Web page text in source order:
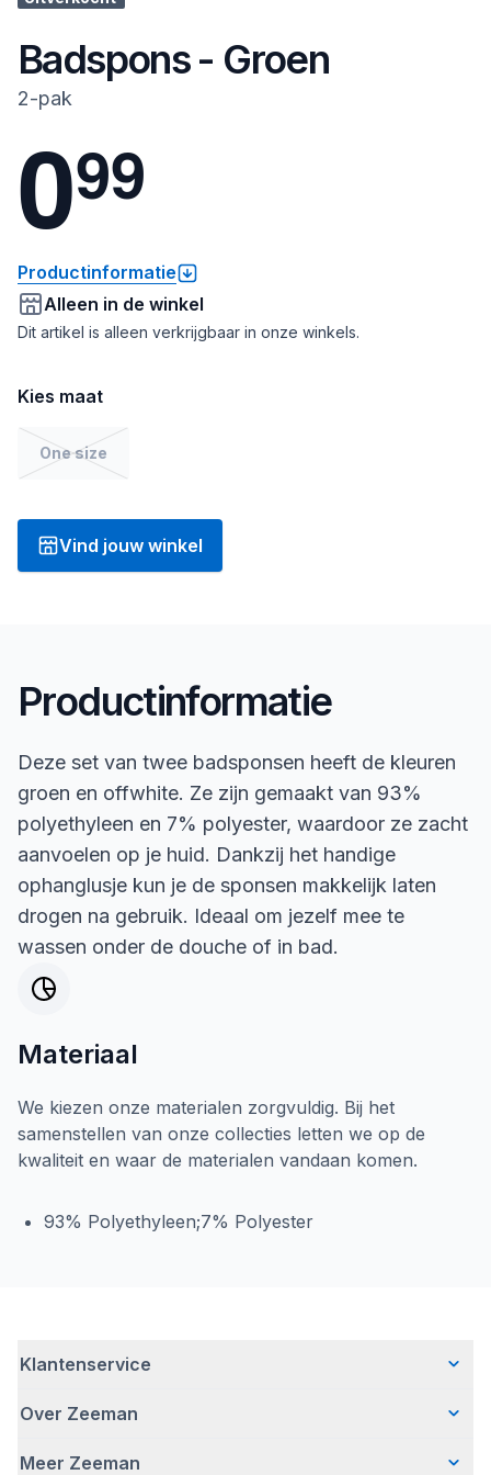
Badspons - Groen
2-pak
099
Productinformatie
Alleen in de winkel
Dit artikel is alleen verkrijgbaar in onze winkels.
Kies maat
One size
Vind jouw winkel
Productinformatie
Deze set van twee badsponsen heeft de kleuren
groen en offwhite. Ze zijn gemaakt van 93%
polyethyleen en 7% polyester, waardoor ze zacht
aanvoelen op je huid. Dankzij het handige
ophanglusje kun je de sponsen makkelijk laten
drogen na gebruik. Ideaal om jezelf mee te
wassen onder de douche of in bad.
Materiaal
We kiezen onze materialen zorgvuldig. Bij het
samenstellen van onze collecties letten we op de
kwaliteit en waar de materialen vandaan komen.
93% Polyethyleen;7% Polyester
Klantenservice
Veelgestelde vragen
Over Zeeman
Wie wij zijn
Meer Zeeman